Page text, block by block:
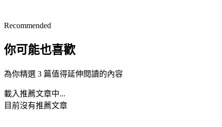
Recommended
你可能也喜歡
為你精選 3 篇值得延伸閱讀的內容
載入推薦文章中...
目前沒有推薦文章